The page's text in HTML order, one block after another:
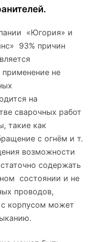
«Югория» и
93% причин
не
на
сварочных работ
такие как
с огнём и т.
возможности
содержать
состоянии и не
проводов,
корпусом может